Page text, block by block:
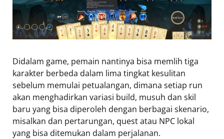
Didalam game, pemain nantinya bisa memlih tiga
karakter berbeda dalam lima tingkat kesulitan
sebelum memulai petualangan, dimana setiap run
akan menghadirkan variasi build, musuh dan skil
baru yang bisa diperoleh dengan berbagai skenario,
misalkan dan pertarungan, quest atau NPC lokal
yang bisa ditemukan dalam perjalanan.